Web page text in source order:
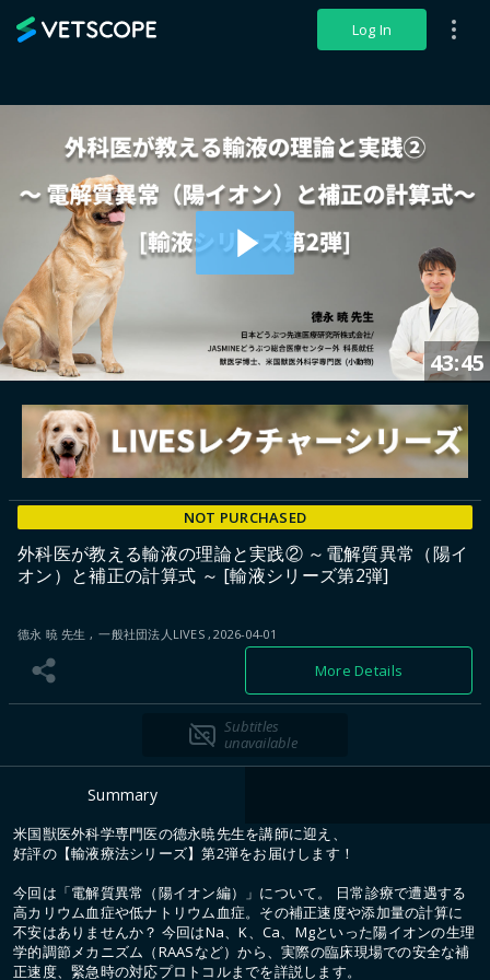
Log In
43:45
NOT PURCHASED
外科医が教える輸液の理論と実践② ～電解質異常（陽イ
オン）と補正の計算式 ～ [輸液シリーズ第2弾]
德永 暁 先生 一般社団法人LIVES 2026-04-01
More Details
Subtitles
unavailable
Summary
米国獣医外科学専門医の德永暁先生を講師に迎え、
好評の【輸液療法シリーズ】第2弾をお届けします！
今回は「電解質異常（陽イオン編）」について。 日常診療で遭遇する
高カリウム血症や低ナトリウム血症。その補正速度や添加量の計算に
不安はありませんか？ 今回はNa、K、Ca、Mgといった陽イオンの生理
学的調節メカニズム（RAASなど）から、実際の臨床現場での安全な補
正速度、緊急時の対応プロトコルまでを詳説します。